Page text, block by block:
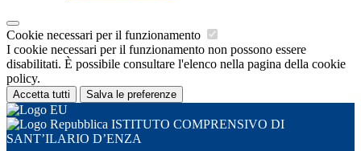
Cookie necessari per il funzionamento
I cookie necessari per il funzionamento non possono essere
disabilitati. È possibile consultare l'elenco nella pagina della cookie
policy.
Accetta tutti Salva le preferenze
ISTITUTO COMPRENSIVO DI
SANT’ILARIO D’ENZA